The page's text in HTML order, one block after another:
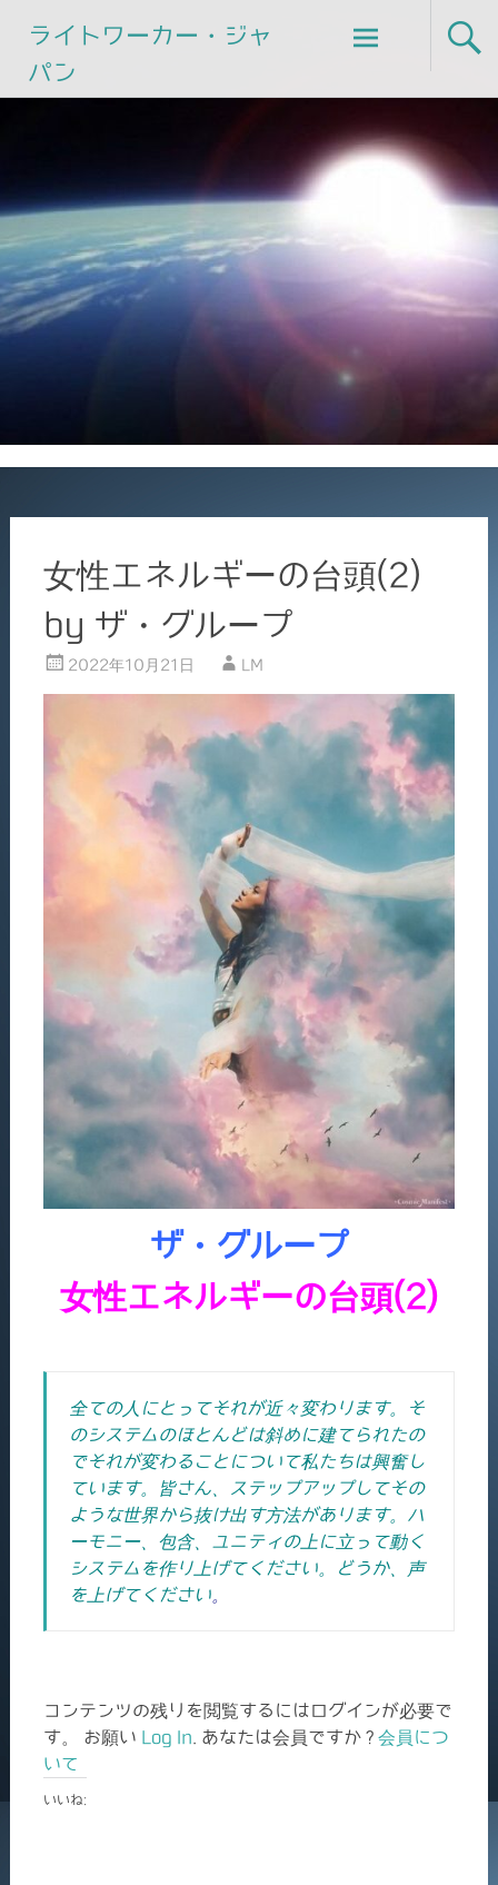
ライトワーカー・ジャ
パン
Skip
to
女性エネルギーの台頭(2)
by ザ・グループ
2022年10月21日 LM
ザ・グループ
女性エネルギーの台頭(2)
全ての人にとってそれが近々変わります。そ
のシステムのほとんどは斜めに建てられたの
でそれが変わることについて私たちは興奮し
ています。皆さん、ステップアップしてその
ような世界から抜け出す方法があります。ハ
ーモニー、包含、ユニティの上に立って動く
システムを作り上げてください。どうか、声
を上げてください。
コンテンツの残りを閲覧するにはログインが必要で
す。 お願い Log In . あなたは会員ですか ? 会員につ
いて
いいね: